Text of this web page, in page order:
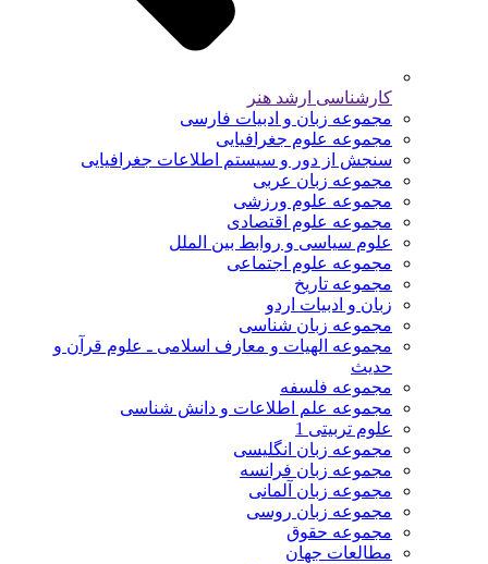
کارشناسی ارشد هنر
مجموعه زبان و ادبیات فارسی
مجموعه علوم جغرافیایی
سنجش از دور و سیستم اطلاعات جغرافیایی
مجموعه زبان عربی
مجموعه علوم ورزشی
مجموعه علوم اقتصادی
علوم سیاسی و روابط بین الملل
مجموعه علوم اجتماعی
مجموعه تاریخ
زبان و ادبیات اردو
مجموعه زبان شناسی
مجموعه الهیات و معارف اسلامی ـ علوم قرآن و
حدیث
مجموعه فلسفه
مجموعه علم اطلاعات و دانش شناسی
علوم تربیتی 1
مجموعه زبان انگلیسی
مجموعه زبان فرانسه
مجموعه زبان آلمانی
مجموعه زبان روسی
مجموعه حقوق
مطالعات جهان